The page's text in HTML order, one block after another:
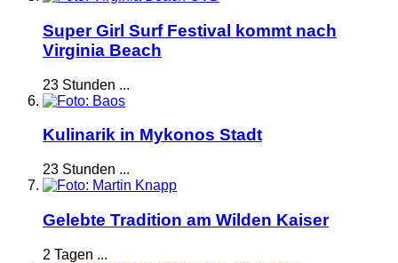
Super Girl Surf Festival kommt nach
Virginia Beach
23 Stunden ...
Kulinarik in Mykonos Stadt
23 Stunden ...
Gelebte Tradition am Wilden Kaiser
2 Tagen ...